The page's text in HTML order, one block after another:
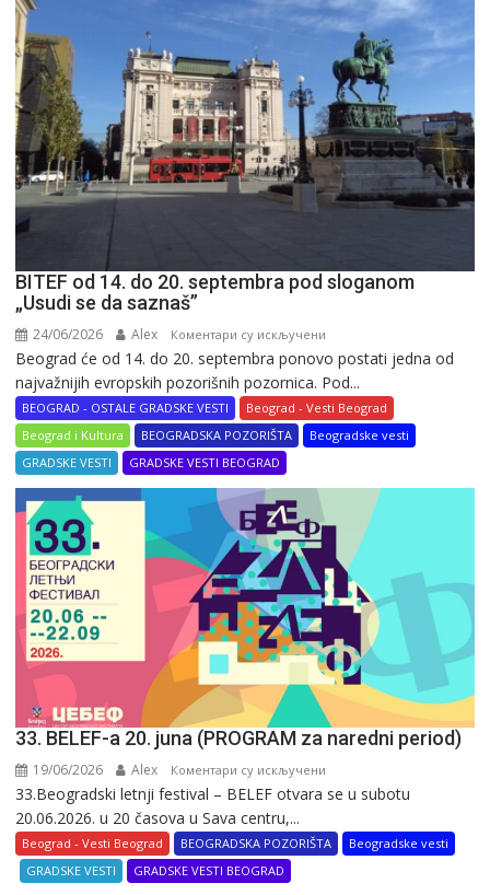
BITEF od 14. do 20. septembra pod sloganom
„Usudi se da saznaš”
24/06/2026 Alex Коментари су искључени
BITEF
od
14.
do
20.
sloganom
„Usudi
se
da
saznaš”
Beograd će od 14. do 20. septembra ponovo postati jedna od
najvažnijih evropskih pozorišnih pozornica. Pod...
BEOGRAD - OSTALE GRADSKE VESTI
Beograd - Vesti Beograd
Beograd i Kultura
BEOGRADSKA POZORIŠTA
Beogradske vesti
GRADSKE VESTI
GRADSKE VESTI BEOGRAD
33. BELEF-a 20. juna (PROGRAM za naredni period)
19/06/2026 Alex Коментари су искључени
33.
a
33.Beogradski letnji festival – BELEF otvara se u subotu
20.06.2026. u 20 časova u Sava centru,...
Beograd - Vesti Beograd BEOGRADSKA POZORIŠTA
Beogradske vesti
GRADSKE VESTI
GRADSKE VESTI BEOGRAD